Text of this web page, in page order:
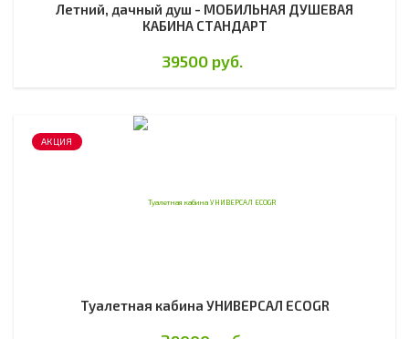
Летний, дачный душ - МОБИЛЬНАЯ ДУШЕВАЯ
КАБИНА СТАНДАРТ
39500 руб.
АКЦИЯ
Туалетная кабина УНИВЕРСАЛ ECOGR